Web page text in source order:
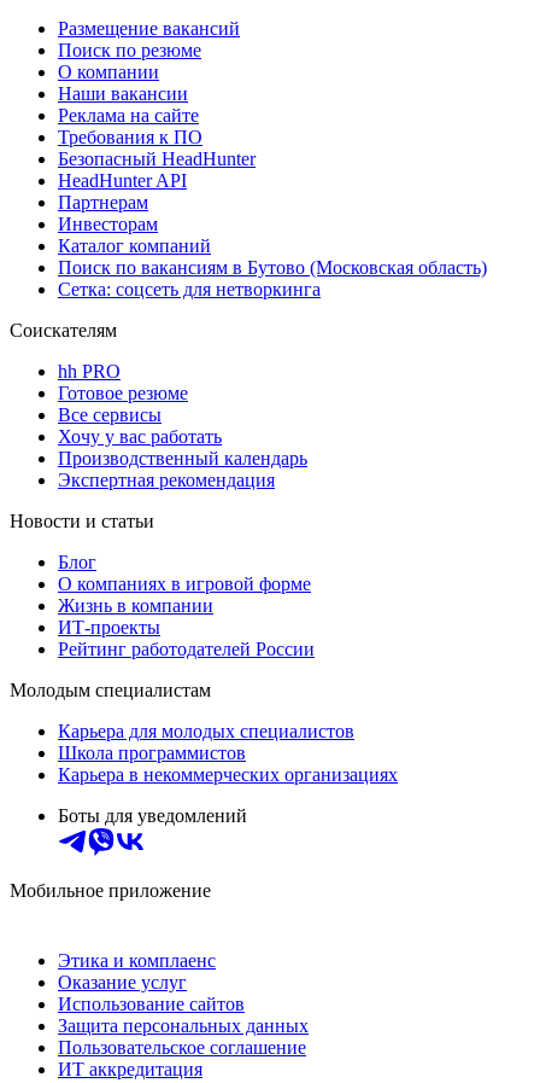
Размещение вакансий
Поиск по резюме
О компании
Наши вакансии
Реклама на сайте
Требования к ПО
Безопасный HeadHunter
HeadHunter API
Партнерам
Инвесторам
Каталог компаний
Поиск по вакансиям в Бутово (Московская область)
Сетка: соцсеть для нетворкинга
Соискателям
hh PRO
Готовое резюме
Все сервисы
Хочу у вас работать
Производственный календарь
Экспертная рекомендация
Новости и статьи
Блог
О компаниях в игровой форме
Жизнь в компании
ИТ-проекты
Рейтинг работодателей России
Молодым специалистам
Карьера для молодых специалистов
Школа программистов
Карьера в некоммерческих организациях
Боты для уведомлений
Мобильное приложение
Этика и комплаенс
Оказание услуг
Использование сайтов
Защита персональных данных
Пользовательское соглашение
ИТ аккредитация